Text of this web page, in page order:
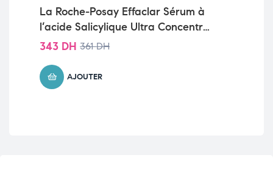
La Roche-Posay Effaclar Sérum à
l’acide Salicylique Ultra Concentré |
Peau à tendance acnéique | 30ml
361DH
343 DH
AJOUTER